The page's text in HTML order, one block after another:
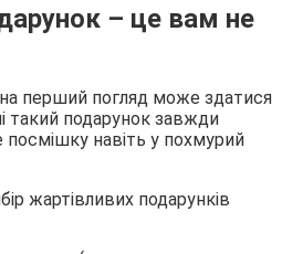
– це вам не
на перший погляд може здатися
такий подарунок завжди
посмішку навіть у похмурий
жартівливих подарунків